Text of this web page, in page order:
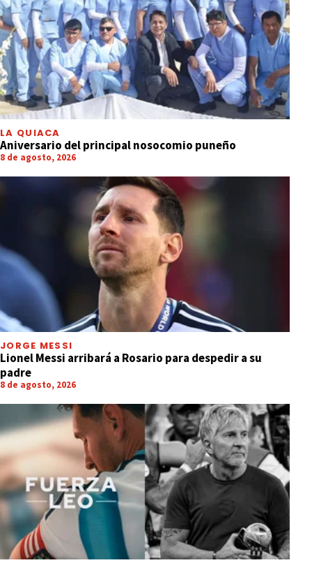
LA QUIACA
Aniversario del principal nosocomio puneño
8 de agosto, 2026
JORGE MESSI
Lionel Messi arribará a Rosario para despedir a su
padre
8 de agosto, 2026